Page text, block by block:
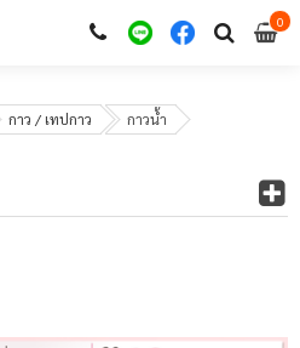
00
กาว / เทปกาว กาวน้ำ